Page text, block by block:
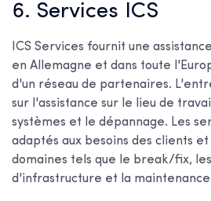
6. Services ICS
ICS Services fournit une
en Allemagne et dans toute
d'un réseau de partenaires.
sur l'assistance sur le lieu de
systèmes et le dépannage. Les
adaptés aux besoins des clients
domaines tels que le break/fix,
d'infrastructure et la